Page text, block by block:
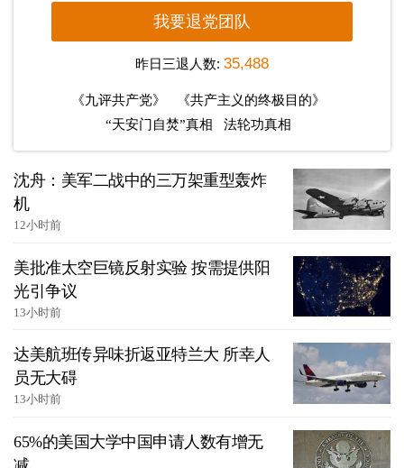
我要退党团队
昨日三退人数: 35,488
《九评共产党》
《共产主义的终极目的》
“天安门自焚”真相
法轮功真相
沈舟：美军二战中的三万架重型轰炸
机
12小时前
美批准太空巨镜反射实验 按需提供阳
光引争议
13小时前
达美航班传异味折返亚特兰大 所幸人
员无大碍
13小时前
65%的美国大学中国申请人数有增无